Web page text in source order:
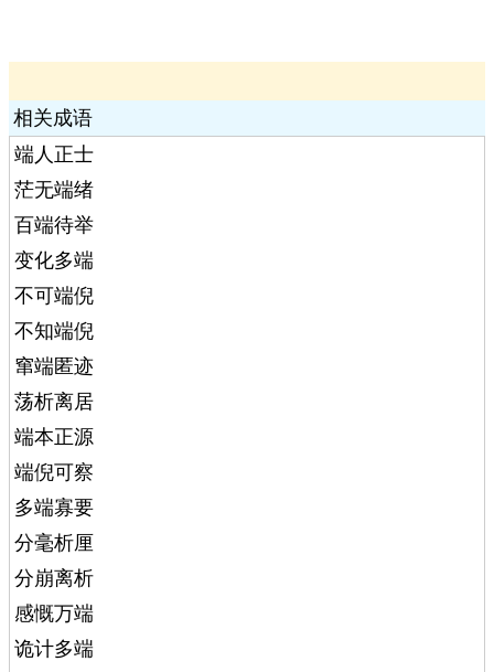
相关成语
端人正士
茫无端绪
百端待举
变化多端
不可端倪
不知端倪
窜端匿迹
荡析离居
端本正源
端倪可察
多端寡要
分毫析厘
分崩离析
感慨万端
诡计多端